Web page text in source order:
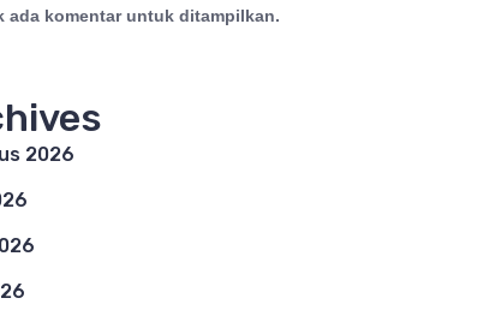
ada komentar untuk ditampilkan.
2026